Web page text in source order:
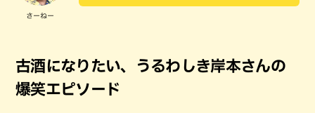
さーねー
古酒になりたい、うるわしき岸本さんの
爆笑エピソード